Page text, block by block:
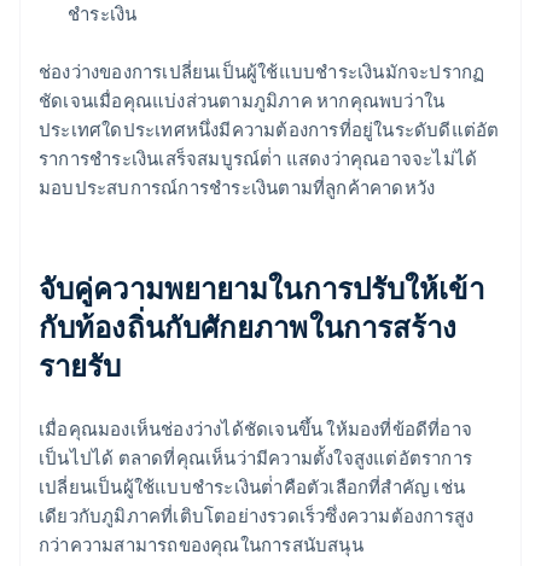
ชําระเงิน
ช่องว่างของการเปลี่ยนเป็นผู้ใช้แบบชําระเงินมักจะปรากฏ
ชัดเจนเมื่อคุณแบ่งส่วนตามภูมิภาค หากคุณพบว่าใน
ประเทศใดประเทศหนึ่งมีความต้องการที่อยู่ในระดับดีแต่อัต
ราการชําระเงินเสร็จสมบูรณ์ต่ํา แสดงว่าคุณอาจจะไม่ได้
มอบประสบการณ์การชําระเงินตามที่ลูกค้าคาดหวัง
จับคู่ความพยายามในการปรับให้เข้า
กับท้องถิ่นกับศักยภาพในการสร้าง
รายรับ
เมื่อคุณมองเห็นช่องว่างได้ชัดเจนขึ้น ให้มองที่ข้อดีที่อาจ
เป็นไปได้ ตลาดที่คุณเห็นว่ามีความตั้งใจสูงแต่อัตราการ
เปลี่ยนเป็นผู้ใช้แบบชําระเงินต่ําคือตัวเลือกที่สําคัญ เช่น
เดียวกับภูมิภาคที่เติบโตอย่างรวดเร็วซึ่งความต้องการสูง
กว่าความสามารถของคุณในการสนับสนุน